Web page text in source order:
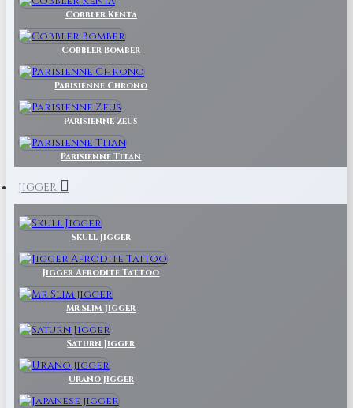
Cobbler Kenta
Cobbler Bomber
Parisienne Chrono
Parisienne Zeus
Parisienne Titan
JIGGER
Skull Jigger
Jigger Afrodite Tattoo
Mr Slim jigger
Saturn Jigger
Urano jigger